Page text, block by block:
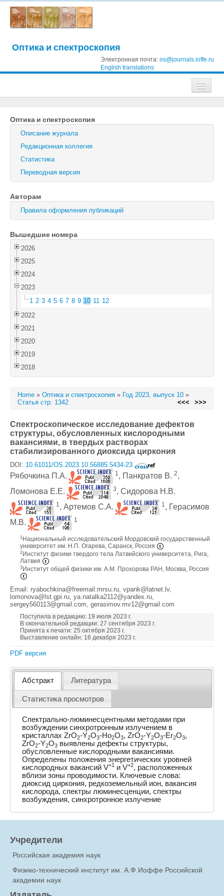
Оптика и спектроскопия
Электронная почта: os@journals.ioffe.ru
English translations
Журнал технической физики
Письма в Журнал технической физики
Физика твердого тела
Физика и техника полупроводников
Оптика и спектроскопия
Поиск
Войти
Оптика и спектроскопия
Описание журнала
Редакционная коллегия
Статистика
Переводная версия
Авторам
Правила оформления публикаций
Вышедшие номера
2026
2025
2024
2023
1 2 3 4 5 6 7 8 9 10 11 12
2022
2021
2020
2019
2018
Home » Оптика и спектроскопия » Год 2023, выпуск 10 »
Статья стр. 1342
<<< >>>
Спектроскопическое исследование дефектов
структуры, обусловленных кислородными
вакансиями, в твердых растворах
стабилизированного диоксида циркония
DOI: 10.61011/OS.2023.10.56885.5434-23
Рябочкина П.А. 1 , Панкратов В. 2,
Ломонова Е.Е.
3, Сидорова Н.В.
1 , Артемов С.А. 1 , Герасимов
М.В.
1
1 Национальный исследовательский Мордовский государственный
университет им. Н.П. Огарева, Саранск, Россия
2 Институт физики твердого тела Латвийского университета, Рига,
Латвия
3 Институт общей физики им. А.М. Прохорова РАН, Москва, Россия
Email: ryabochkina@freemail.mrsu.ru, vpank@latnet.lv,
lomonova@lst.gpi.ru, ya.natalka2112@yandex.ru,
sergey560113@gmail.com, gerasimov.mv12@gmail.com
Поступила в редакцию: 19 июля 2023 г.
В окончательной редакции: 27 сентября 2023 г.
Принята к печати: 25 октября 2023 г.
Выставление онлайн: 16 декабря 2023 г.
PDF версия
Абстракт Литература
Статистика просмотров
Спектрально-люминесцентными методами при
возбуждении синхротронным излучением в
кристаллах ZrO2-Y2O3-Ho2O3, ZrO2-Y2O3-Er2O3,
ZrO2-Y2O3 выявлены дефекты структуры,
обусловленные кислородными вакансиями.
Определены положения энергетических уровней
кислородных вакансий V+1 и V+2, расположенных
вблизи зоны проводимости. Ключевые слова:
диоксид циркония, редкоземельный ион, вакансия
кислорода, спектры люминесценции, спектры
возбуждения, синхротронное излучение
Учредители
Российская академия наук
Физико-технический институт им. А.Ф.Иоффе Российской
академии наук